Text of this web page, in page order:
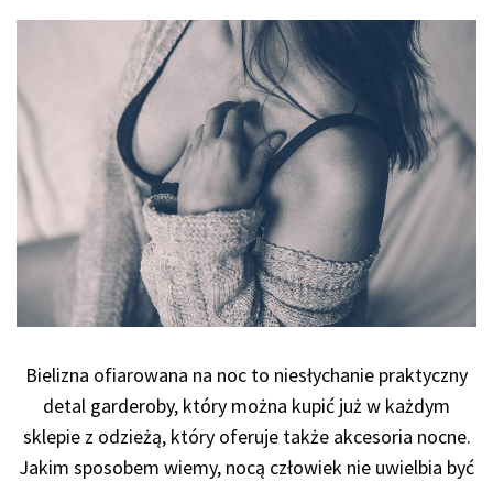
Bielizna ofiarowana na noc to niesłychanie praktyczny
detal garderoby, który można kupić już w każdym
sklepie z odzieżą, który oferuje także akcesoria nocne.
Jakim sposobem wiemy, nocą człowiek nie uwielbia być